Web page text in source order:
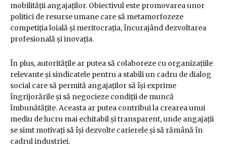
mobilității angajaților. Obiectivul este promovarea unor
politici de resurse umane care să metamorfozeze
competiția loială și meritocrația, încurajând dezvoltarea
profesională și inovația.
În plus, autoritățile ar putea să colaboreze cu organizațiile
relevante și sindicatele pentru a stabili un cadru de dialog
social care să permită angajaților să își exprime
îngrijorările și să negocieze condiții de muncă
îmbunătățite. Aceasta ar putea contribui la crearea unui
mediu de lucru mai echitabil și transparent, unde angajații
se simt motivați să își dezvolte carierele și să rămână în
cadrul industriei.